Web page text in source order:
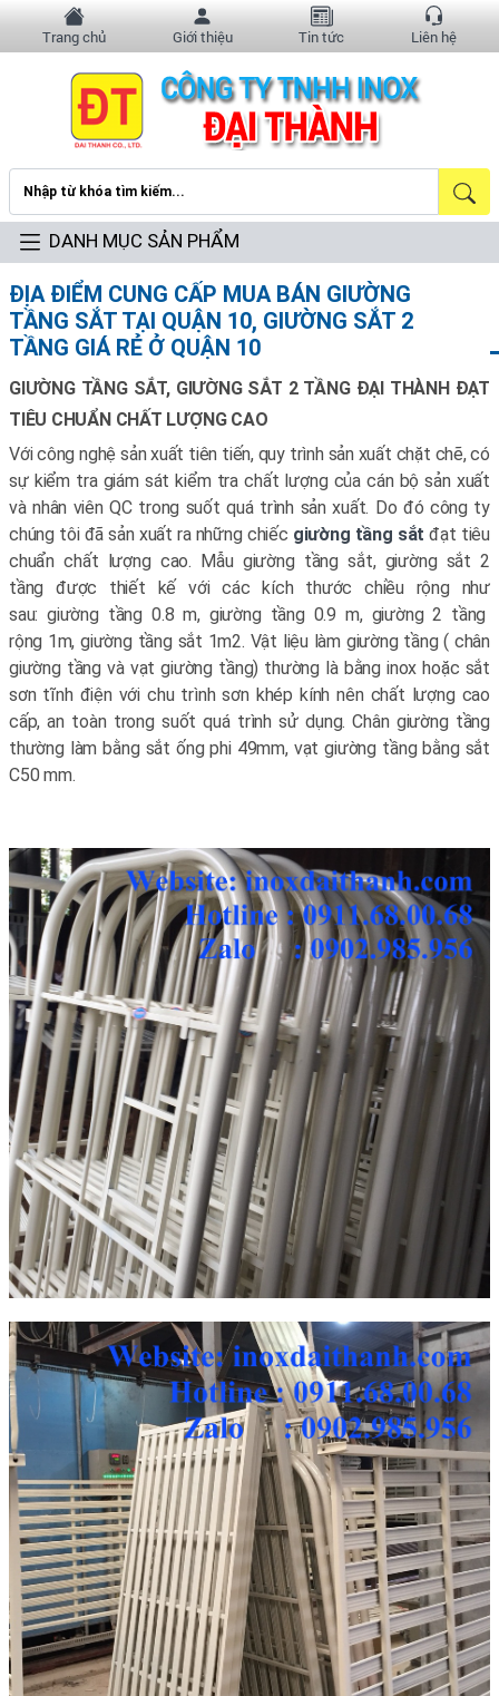
Trang chủ Giới thiệu Tin tức Liên hệ
DANH MỤC SẢN PHẨM
ĐỊA ĐIỂM CUNG CẤP MUA BÁN GIƯỜNG
TẦNG SẮT TẠI QUẬN 10, GIƯỜNG SẮT 2
TẦNG GIÁ RẺ Ở QUẬN 10
GIƯỜNG TẦNG SẮT, GIƯỜNG SẮT 2 TẦNG ĐẠI THÀNH ĐẠT
TIÊU CHUẨN CHẤT LƯỢNG CAO
Với công nghệ sản xuất tiên tiến, quy trình sản xuất chặt chẽ, có
sự kiểm tra giám sát kiểm tra chất lượng của cán bộ sản xuất
và nhân viên QC trong suốt quá trình sản xuất. Do đó công ty
chúng tôi đã sản xuất ra những chiếc giường tầng sắt đạt tiêu
chuẩn chất lượng cao. Mẫu giường tầng sắt, giường sắt 2
tầng được thiết kế với các kích thước chiều rộng như
sau: giường tầng 0.8 m, giường tầng 0.9 m, giường 2 tầng
rộng 1m, giường tầng sắt 1m2. Vật liệu làm giường tầng ( chân
giường tầng và vạt giường tầng) thường là bằng inox hoặc sắt
sơn tĩnh điện với chu trình sơn khép kính nên chất lượng cao
cấp, an toàn trong suốt quá trình sử dụng. Chân giường tầng
thường làm bằng sắt ống phi 49mm, vạt giường tầng bằng sắt
C50 mm.